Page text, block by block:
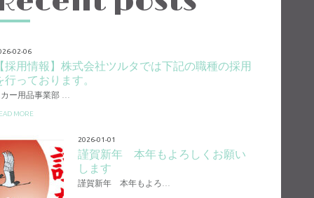
02-06
採用情報】株式会社ツルタでは下記の職種の採用
行っております。
ー用品事業部 …
MORE
2026-01-01
謹賀新年 本年もよろしくお願い
します
謹賀新年 本年もよろ…